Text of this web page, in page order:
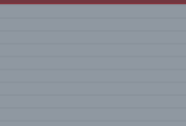
Märkte, China-Town,